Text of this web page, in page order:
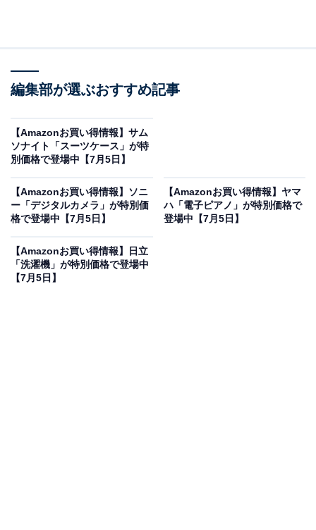
この記事の執筆者： All About ニュース お買
Amazonのセール商品から売れ筋ランキングまで、毎日のお買いも
のがもっと楽しく、もっとお得になる情報をお届け。編集部員によ
※本記事で紹介している商品の購入やサービスの利用により、売上の一部が
オールアバウトに還元されることがあります。
デノン「AVアンプ」の「PMA-600NE」は
Bluetooth機能とデジタル入力を搭載
編集部が選ぶおすすめ記事
【Amazonお買い得情報】サム
ソナイト「スーツケース」が特
別価格で登場中【7月5日】
【Amazonお買い得情報】ソニ
ー「デジタルカメラ」が特別価
格で登場中【7月5日】
【Amazonお買い得情報】ヤマ
ハ「電子ピアノ」が特別価格で
登場中【7月5日】
【Amazonお買い得情報】日立
「洗濯機」が特別価格で登場中
【7月5日】